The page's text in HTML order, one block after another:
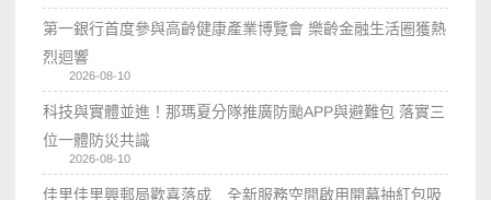
第一銀行首度參與高齡健康產業博覽會 樂齡金融生活圈獲熱
烈迴響
2026-08-10
科技與實體並進！那瑪夏分隊推廣防颱APP與避難包 落實三
位一體防災共識
2026-08-10
佳里佳里興郵局歡喜落成 全新服務空間啟用開幕抽紅包吸